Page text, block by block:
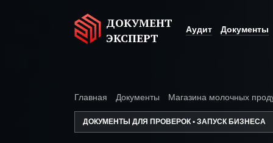
ДОКУМЕНТ
ЭКСПЕРТ
Аудит Документы
Главная Документы Магазина молочных
ДОКУМЕНТЫ ДЛЯ ПРОВЕРОК • ЗАПУСК БИЗНЕСА